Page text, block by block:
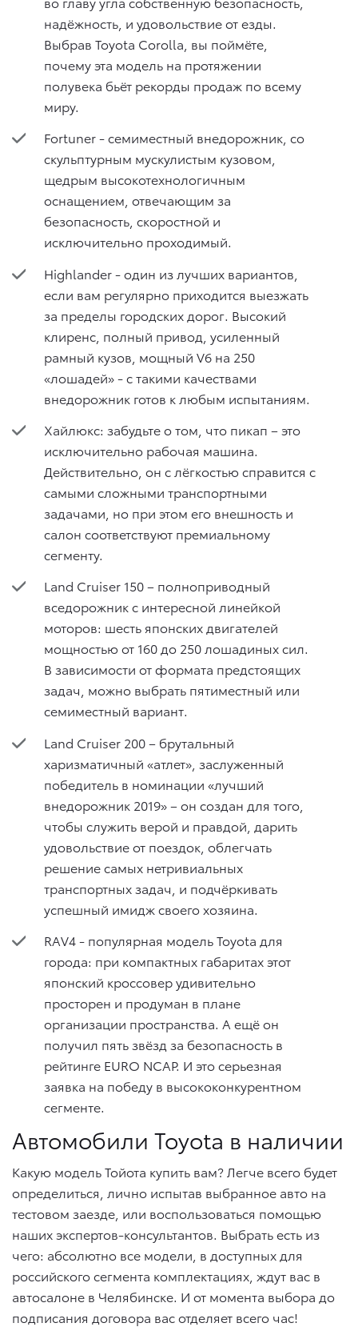
надёжность, и удовольствие от езды.
Выбрав Toyota Corolla, вы поймёте,
почему эта модель на протяжении
полувека бьёт рекорды продаж по всему
миру.
Fortuner - семиместный внедорожник, со
скульптурным мускулистым кузовом,
щедрым высокотехнологичным
оснащением, отвечающим за
безопасность, скоростной и
исключительно проходимый.
Highlander - один из лучших вариантов,
если вам регулярно приходится выезжать
за пределы городских дорог. Высокий
клиренс, полный привод, усиленный
рамный кузов, мощный V6 на 250
«лошадей» - с такими качествами
внедорожник готов к любым испытаниям.
Хайлюкс: забудьте о том, что пикап – это
исключительно рабочая машина.
Действительно, он с лёгкостью справится с
самыми сложными транспортными
задачами, но при этом его внешность и
салон соответствуют премиальному
сегменту.
Land Cruiser 150 – полноприводный
вседорожник с интересной линейкой
моторов: шесть японских двигателей
мощностью от 160 до 250 лошадиных сил.
В зависимости от формата предстоящих
задач, можно выбрать пятиместный или
семиместный вариант.
Land Cruiser 200 – брутальный
харизматичный «атлет», заслуженный
победитель в номинации «лучший
внедорожник 2019» – он создан для того,
чтобы служить верой и правдой, дарить
удовольствие от поездок, облегчать
решение самых нетривиальных
транспортных задач, и подчёркивать
успешный имидж своего хозяина.
RAV4 - популярная модель Toyota для
города: при компактных габаритах этот
японский кроссовер удивительно
просторен и продуман в плане
организации пространства. А ещё он
получил пять звёзд за безопасность в
рейтинге EURO NCAP. И это серьезная
заявка на победу в высококонкурентном
сегменте.
Автомобили Toyota в наличии
Какую модель Тойота купить вам? Легче всего будет
определиться, лично испытав выбранное авто на
тестовом заезде, или воспользоваться помощью
наших экспертов-консультантов. Выбрать есть из
чего: абсолютно все модели, в доступных для
российского сегмента комплектациях, ждут вас в
автосалоне в Челябинске. И от момента выбора до
подписания договора вас отделяет всего час!